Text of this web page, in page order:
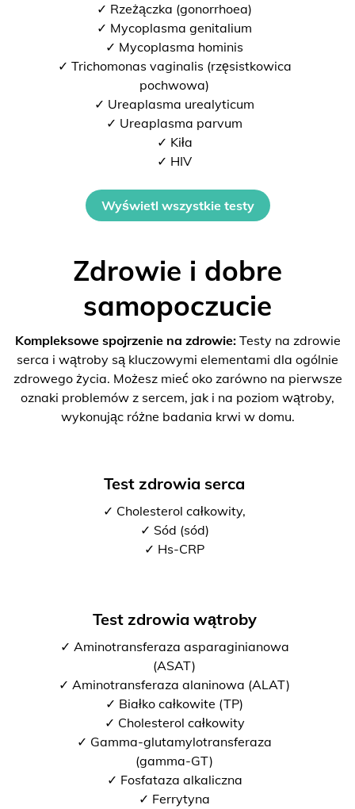
✓ Rzeżączka (gonorrhoea)
✓ Mycoplasma genitalium
✓ Mycoplasma hominis
✓ Trichomonas vaginalis (rzęsistkowica
pochwowa)
✓ Ureaplasma urealyticum
✓ Ureaplasma parvum
✓ Kiła
✓ HIV
Wyświetl wszystkie testy
Zdrowie i dobre
samopoczucie
Kompleksowe spojrzenie na zdrowie:Testy na zdrowie
serca i wątroby są kluczowymi elementami dla ogólnie
zdrowego życia. Możesz mieć oko zarówno na pierwsze
oznaki problemów z sercem, jak i na poziom wątroby,
wykonując różne badania krwi w domu.
Test zdrowia serca
✓ Cholesterol całkowity,
✓ Sód (sód)
✓ Hs-CRP
Test zdrowia wątroby
✓ Aminotransferaza asparaginianowa
(ASAT)
✓ Aminotransferaza alaninowa (ALAT)
✓ Białko całkowite (TP)
✓ Cholesterol całkowity
✓ Gamma-glutamylotransferaza
(gamma-GT)
✓ Fosfataza alkaliczna
✓ Ferrytyna